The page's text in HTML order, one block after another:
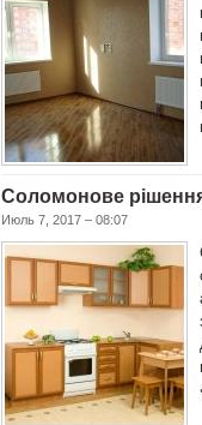
Соломонове
Июль 7, 2017 – 08:07